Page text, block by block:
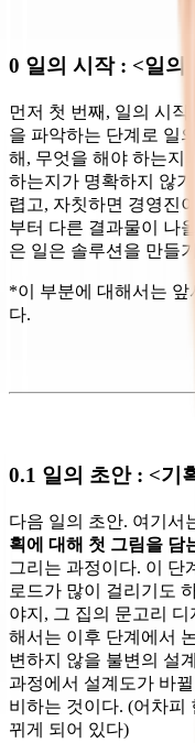
0 일의 시작 : <일의
먼저 첫 번째, 일의 시작
을 파악하는 단계로 일
해, 무엇을 해야 하는지
하는지가 명확하지 않
렵고, 자칫하면 경영진
부터 다른 결과물이 나
은 일은 솔루션을 만들
*이 부분에 대해서는
다.
0.1 일의 초안 : <기
다음 일의 초안. 여기서
획에 대해 첫 그림을 담
그리는 과정이다. 이 단
로드가 많이 걸리기도
야지, 그 집의 문고리
해서는 이후 단계에서
변하지 않을 불변의 설
과정에서 설계도가 바
비하는 것이다. (어차피
뀌게 되어 있다)